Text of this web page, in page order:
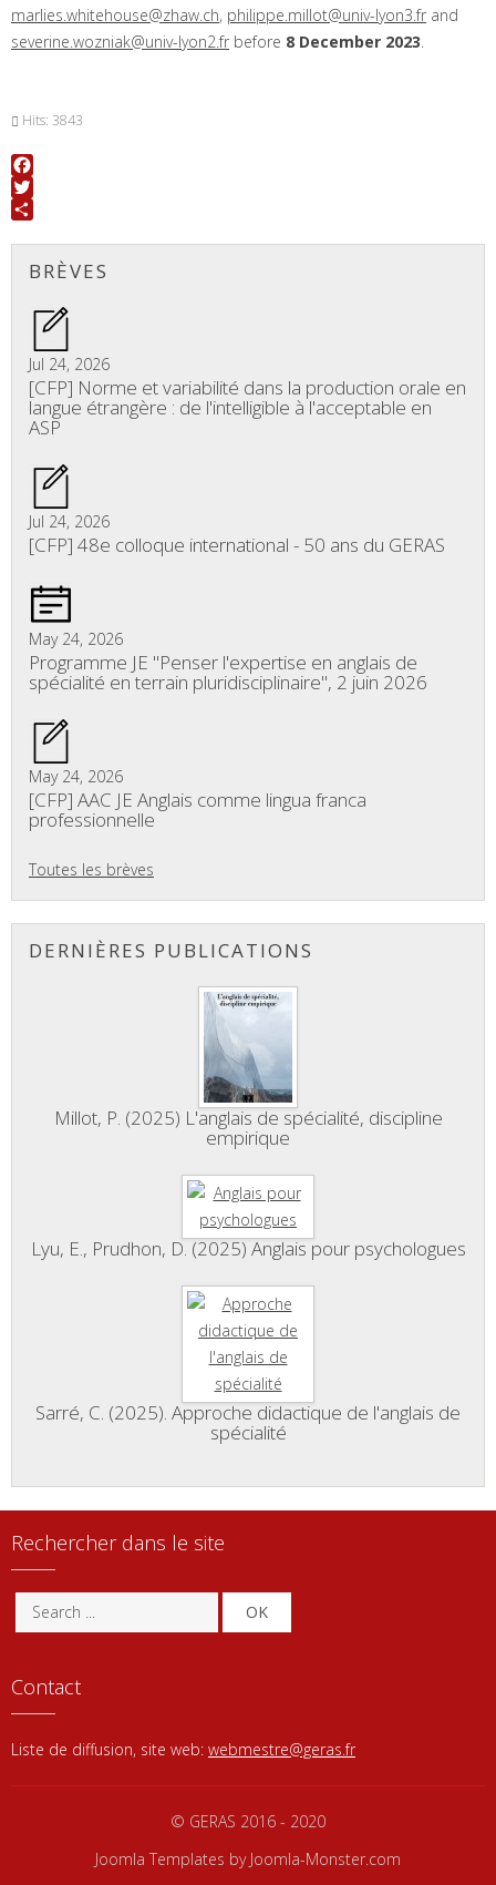
marlies.whitehouse@zhaw.ch, philippe.millot@univ-lyon3.fr and
severine.wozniak@univ-lyon2.fr before 8 December 2023.
Hits: 3843
Facebook
Twitter
BRÈVES
Jul 24, 2026
[CFP] Norme et variabilité dans la production orale en
langue étrangère : de l'intelligible à l'acceptable en
ASP
Jul 24, 2026
[CFP] 48e colloque international - 50 ans du GERAS
May 24, 2026
Programme JE "Penser l'expertise en anglais de
spécialité en terrain pluridisciplinaire", 2 juin 2026
May 24, 2026
[CFP] AAC JE Anglais comme lingua franca
professionnelle
Toutes les brèves
DERNIÈRES PUBLICATIONS
Millot, P. (2025) L'anglais de spécialité, discipline
empirique
Lyu, E., Prudhon, D. (2025) Anglais pour psychologues
Sarré, C. (2025). Approche didactique de l'anglais de
spécialité
Rechercher dans le site
OK
Contact
Liste de diffusion, site web: webmestre@geras.fr
© GERAS 2016 - 2020
Joomla Templates by Joomla-Monster.com